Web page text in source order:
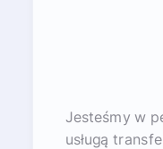
Jesteśmy w
usługą